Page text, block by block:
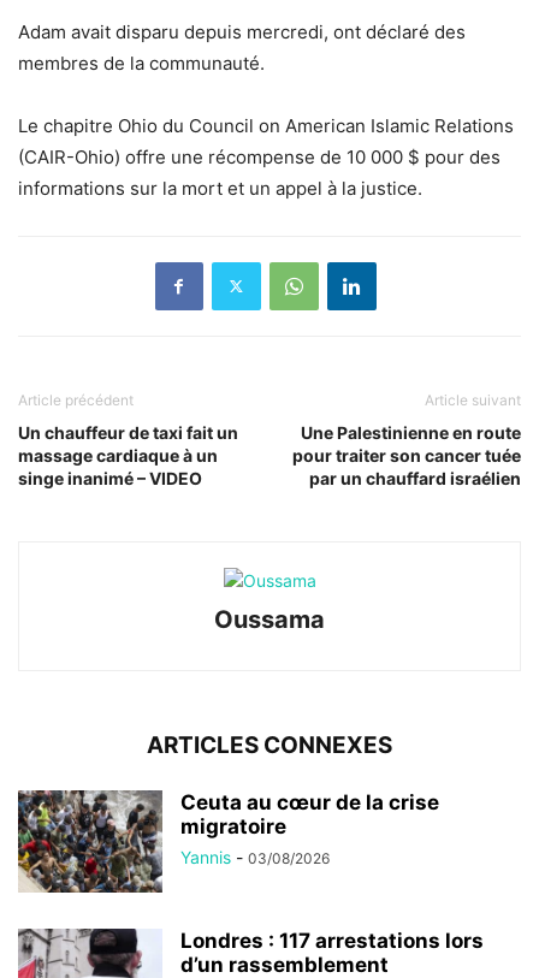
Adam avait disparu depuis mercredi, ont déclaré des
membres de la communauté.
Le chapitre Ohio du Council on American Islamic Relations
(CAIR-Ohio) offre une récompense de 10 000 $ pour des
informations sur la mort et un appel à la justice.
Article précédent
Un chauffeur de taxi fait un
massage cardiaque à un
singe inanimé – VIDEO
Article suivant
Une Palestinienne en route
pour traiter son cancer tuée
par un chauffard israélien
Oussama
ARTICLES CONNEXES
Ceuta au cœur de la crise
migratoire
Yannis - 03/08/2026
Londres : 117 arrestations lors
d’un rassemblement